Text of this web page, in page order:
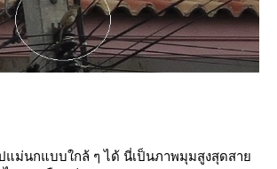
แม่นกแบบใกล้ ๆ ได้ นี่เป็นภาพมุมสูงสุดสา